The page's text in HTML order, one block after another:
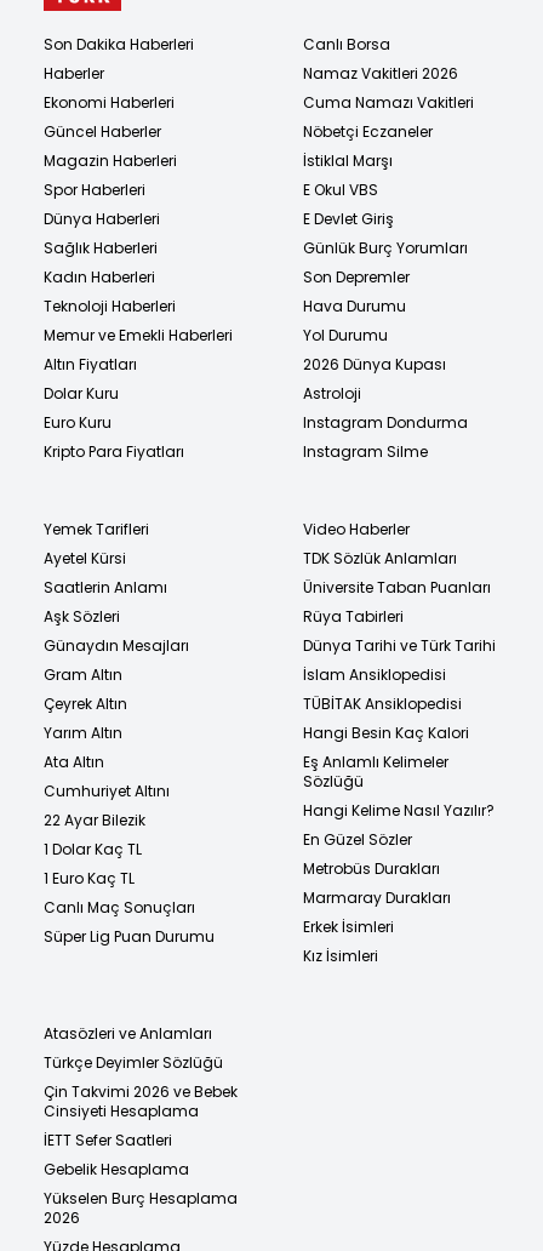
Son Dakika Haberleri
Haberler
Ekonomi Haberleri
Güncel Haberler
Magazin Haberleri
Spor Haberleri
Dünya Haberleri
Sağlık Haberleri
Kadın Haberleri
Teknoloji Haberleri
Memur ve Emekli Haberleri
Altın Fiyatları
Dolar Kuru
Euro Kuru
Kripto Para Fiyatları
Canlı Borsa
Namaz Vakitleri 2026
Cuma Namazı Vakitleri
Nöbetçi Eczaneler
İstiklal Marşı
E Okul VBS
E Devlet Giriş
Günlük Burç Yorumları
Son Depremler
Hava Durumu
Yol Durumu
2026 Dünya Kupası
Astroloji
Instagram Dondurma
Instagram Silme
Yemek Tarifleri
Ayetel Kürsi
Saatlerin Anlamı
Aşk Sözleri
Günaydın Mesajları
Gram Altın
Çeyrek Altın
Yarım Altın
Ata Altın
Cumhuriyet Altını
22 Ayar Bilezik
1 Dolar Kaç TL
1 Euro Kaç TL
Canlı Maç Sonuçları
Süper Lig Puan Durumu
Video Haberler
TDK Sözlük Anlamları
Üniversite Taban Puanları
Rüya Tabirleri
Dünya Tarihi ve Türk Tarihi
İslam Ansiklopedisi
TÜBİTAK Ansiklopedisi
Hangi Besin Kaç Kalori
Eş Anlamlı Kelimeler
Sözlüğü
Hangi Kelime Nasıl Yazılır?
En Güzel Sözler
Metrobüs Durakları
Marmaray Durakları
Erkek İsimleri
Kız İsimleri
Atasözleri ve Anlamları
Türkçe Deyimler Sözlüğü
Çin Takvimi 2026 ve Bebek
Cinsiyeti Hesaplama
İETT Sefer Saatleri
Gebelik Hesaplama
Yükselen Burç Hesaplama
2026
Yüzde Hesaplama